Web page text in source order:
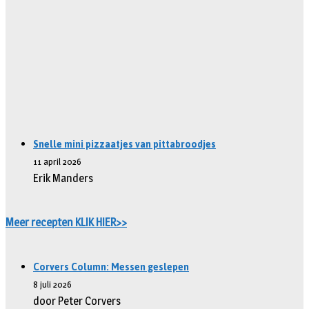
Snelle mini pizzaatjes van pittabroodjes
11 april 2026
Erik Manders
Meer recepten KLIK HIER>>
Corvers Column: Messen geslepen
8 juli 2026
door Peter Corvers